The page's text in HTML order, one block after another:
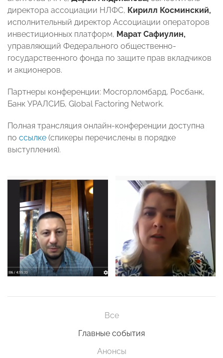
директора ассоциации НЛФС, Кирилл Косминский,
исполнительный директор Ассоциации операторов
инвестиционных платформ, Марат Сафиулин,
управляющий Федерального общественно-
государственного фонда по защите прав вкладчиков
и акционеров.
Партнеры конференции: Мосгорломбард, Росбанк,
Банк УРАЛСИБ, Global Factoring Network.
Полная трансляция онлайн-конференции доступна
по ссылке (спикеры перечислены в порядке
выступления).
Все
Главные события
Анонсы